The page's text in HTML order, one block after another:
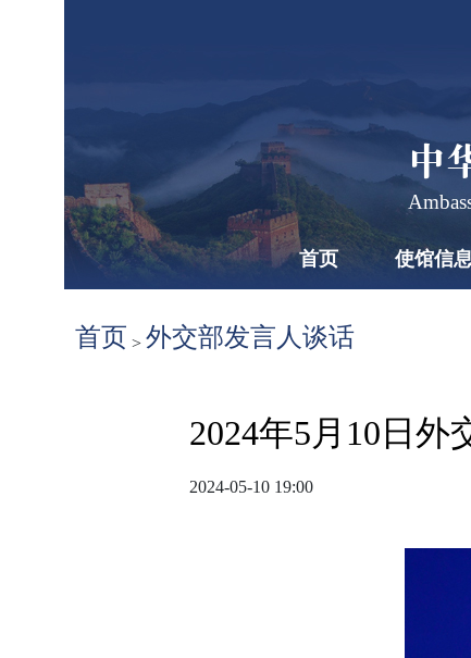
中
首页 使馆信
首页 > 外交部发言人谈话
2024年5月10日
2024-05-10 19:00